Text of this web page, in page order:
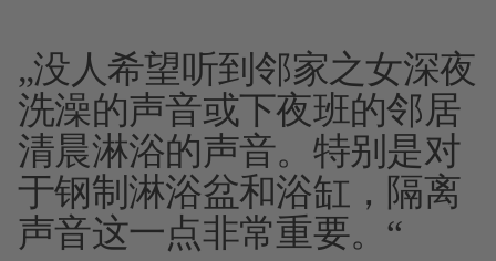
没人希望听到邻家之女深夜
洗澡的声音或下夜班的邻居
清晨淋浴的声音。特别是对
于钢制淋浴盆和浴缸，隔离
声音这一点非常重要。